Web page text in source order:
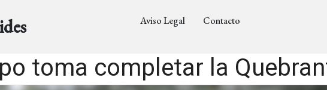
Aviso Legal Contacto
toma completar la